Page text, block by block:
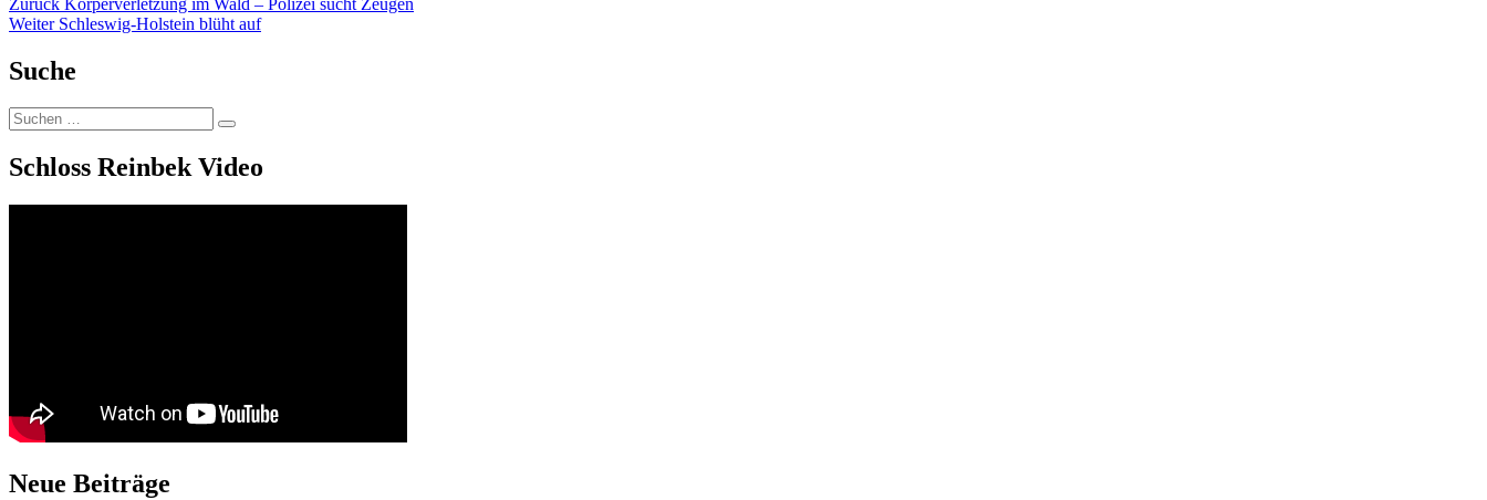
Beitragsnavigation
Beitrag:
Weiter Nächster
Schleswig-Holstein blüht auf
Suche
Suchen
nach:
Suchen
Schloss Reinbek Video
Neue Beiträge